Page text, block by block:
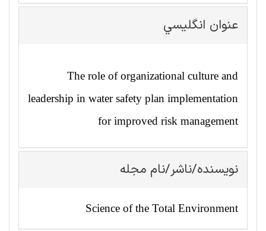
عنوان انگليسي
The role of organizational culture and
leadership in water safety plan implementation
for improved risk management
نویسنده/ناشر/نام مجله
Science of the Total Environment